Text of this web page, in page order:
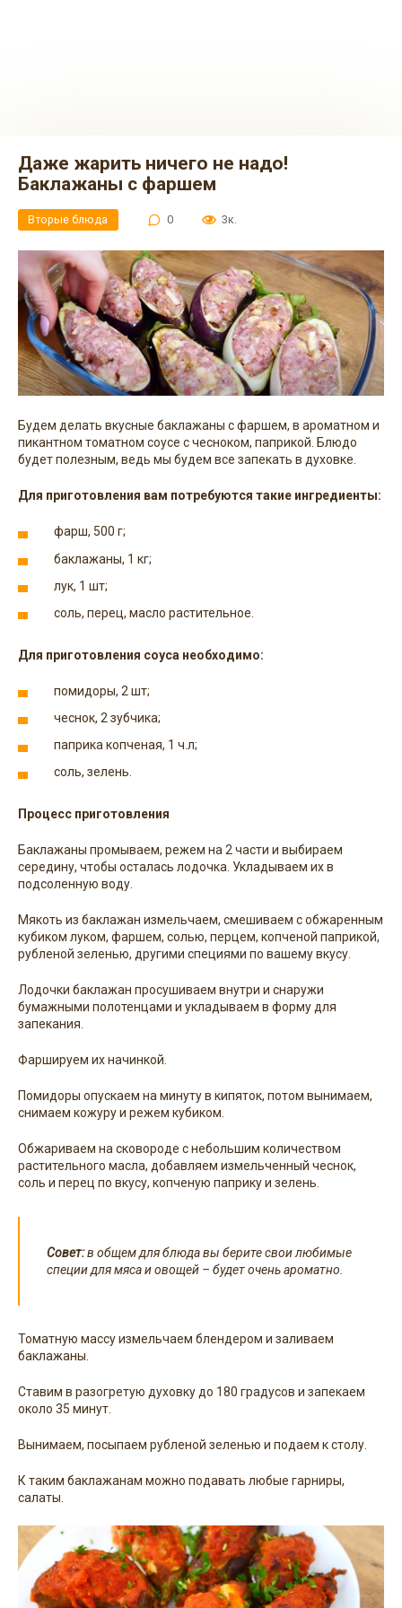
Даже жарить ничего не надо!
Баклажаны с фаршем
Вторые блюда 0 3к.
Будем делать вкусные баклажаны с фаршем, в ароматном и
пикантном томатном соусе с чесноком, паприкой. Блюдо
будет полезным, ведь мы будем все запекать в духовке.
Для приготовления вам потребуются такие ингредиенты:
фарш, 500 г;
баклажаны, 1 кг;
лук, 1 шт;
соль, перец, масло растительное.
Для приготовления соуса необходимо:
помидоры, 2 шт;
чеснок, 2 зубчика;
паприка копченая, 1 ч.л;
соль, зелень.
Процесс приготовления
Баклажаны промываем, режем на 2 части и выбираем
середину, чтобы осталась лодочка. Укладываем их в
подсоленную воду.
Мякоть из баклажан измельчаем, смешиваем с обжаренным
кубиком луком, фаршем, солью, перцем, копченой паприкой,
рубленой зеленью, другими специями по вашему вкусу.
Лодочки баклажан просушиваем внутри и снаружи
бумажными полотенцами и укладываем в форму для
запекания.
Фаршируем их начинкой.
Помидоры опускаем на минуту в кипяток, потом вынимаем,
снимаем кожуру и режем кубиком.
Обжариваем на сковороде с небольшим количеством
растительного масла, добавляем измельченный чеснок,
соль и перец по вкусу, копченую паприку и зелень.
Совет:в общем для блюда вы берите свои любимые
специи для мяса и овощей – будет очень ароматно.
Томатную массу измельчаем блендером и заливаем
баклажаны.
Ставим в разогретую духовку до 180 градусов и запекаем
около 35 минут.
Вынимаем, посыпаем рубленой зеленью и подаем к столу.
К таким баклажанам можно подавать любые гарниры,
салаты.